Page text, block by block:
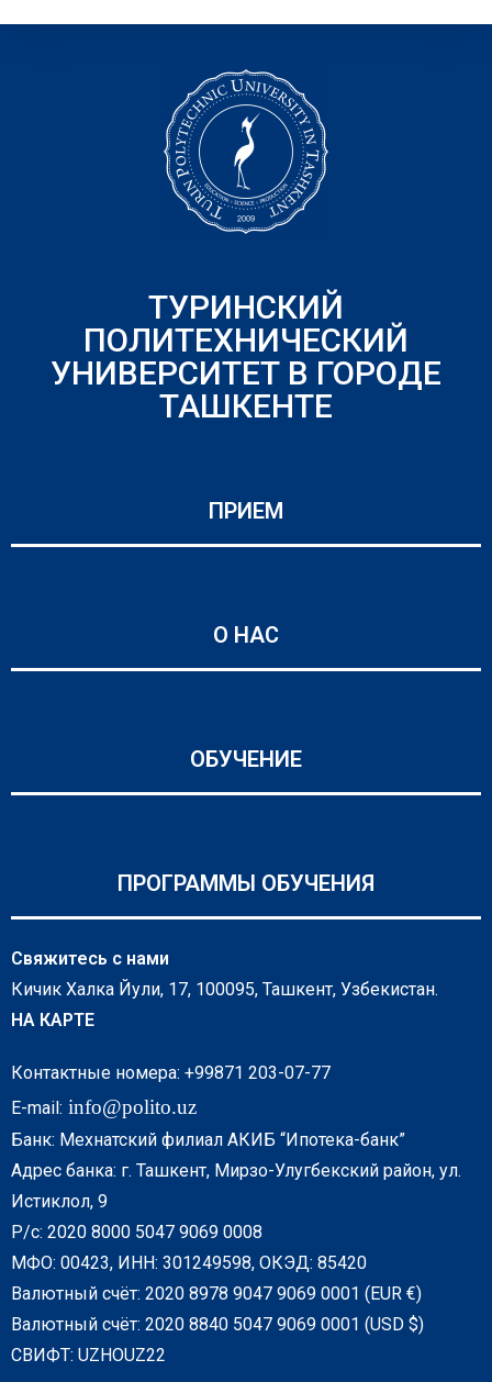
ТУРИНСКИЙ
ПОЛИТЕХНИЧЕСКИЙ
УНИВЕРСИТЕТ В ГОРОДЕ
ТАШКЕНТЕ
ПРИЕМ
О НАС
ОБУЧЕНИЕ
ПРОГРАММЫ ОБУЧЕНИЯ
Свяжитесь с нами
Кичик Халка Йули, 17, 100095, Ташкент, Узбекистан.
НА КАРТЕ
Контактные номера: +99871 203-07-77
E-mail: info@polito.uz
Банк: Мехнатский филиал АКИБ “Ипотека-банк”
Адрес банка: г. Ташкент, Мирзо-Улугбекский район, ул.
Истиклол, 9
Р/с: 2020 8000 5047 9069 0008
МФО: 00423, ИНН: 301249598, ОКЭД: 85420
Валютный счёт: 2020 8978 9047 9069 0001 (EUR €)
Валютный счёт: 2020 8840 5047 9069 0001 (USD $)
СВИФТ: UZHOUZ22